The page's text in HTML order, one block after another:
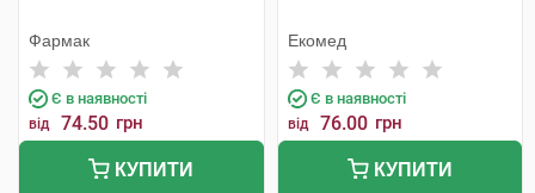
Фармак
Є в наявності
від 74.50 грн
КУПИТИ
Екомед
Є в наявності
від 76.00 грн
КУПИТИ